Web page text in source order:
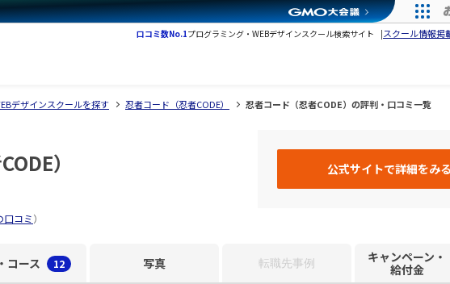
口コミ数No.1プログラミング・WEBデザインスクール検索サイト スクール情報掲
デザインスクールを探す 忍者コード（忍者CODE） 忍者コード（忍者CODE）の評判・口コミ一覧
）
口コミ）
公式サイトで詳細をみる
コース 12 写真 転職先事例
キャンペーン・
給付金